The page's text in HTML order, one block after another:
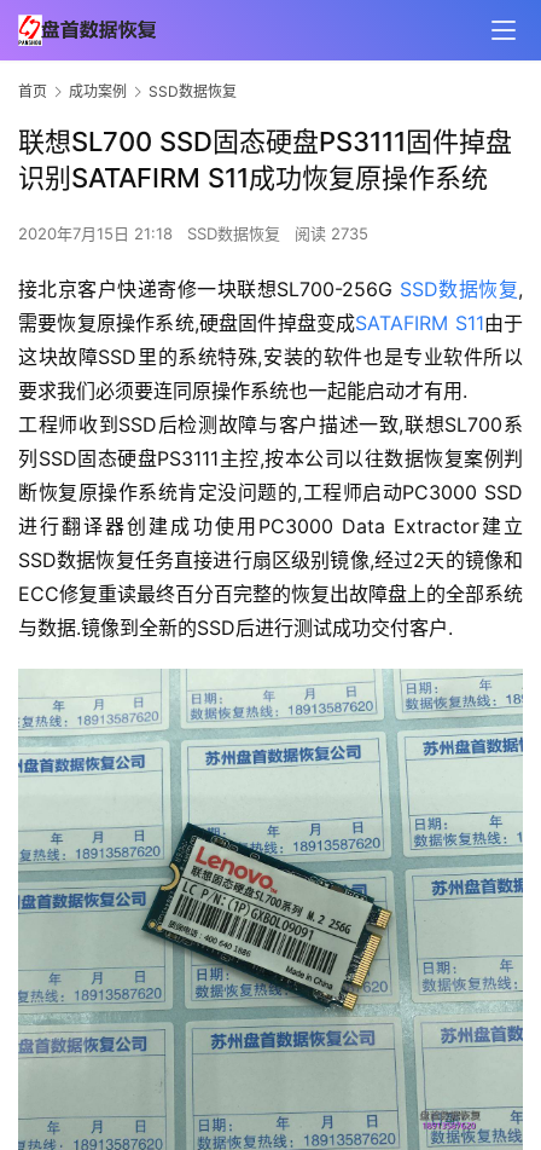
首页 成功案例 SSD数据恢复
联想SL700 SSD固态硬盘PS3111固件掉盘
识别SATAFIRM S11成功恢复原操作系统
2020年7月15日 21:18 SSD数据恢复 阅读 2735
接北京客户快递寄修一块联想SL700-256G SSD数据恢复,
需要恢复原操作系统,硬盘固件掉盘变成SATAFIRM S11由于
这块故障SSD里的系统特殊,安装的软件也是专业软件所以
要求我们必须要连同原操作系统也一起能启动才有用.
工程师收到SSD后检测故障与客户描述一致,联想SL700系
列SSD固态硬盘PS3111主控,按本公司以往数据恢复案例判
断恢复原操作系统肯定没问题的,工程师启动PC3000 SSD
进行翻译器创建成功使用PC3000 Data Extractor建立
SSD数据恢复任务直接进行扇区级别镜像,经过2天的镜像和
ECC修复重读最终百分百完整的恢复出故障盘上的全部系统
与数据.镜像到全新的SSD后进行测试成功交付客户.